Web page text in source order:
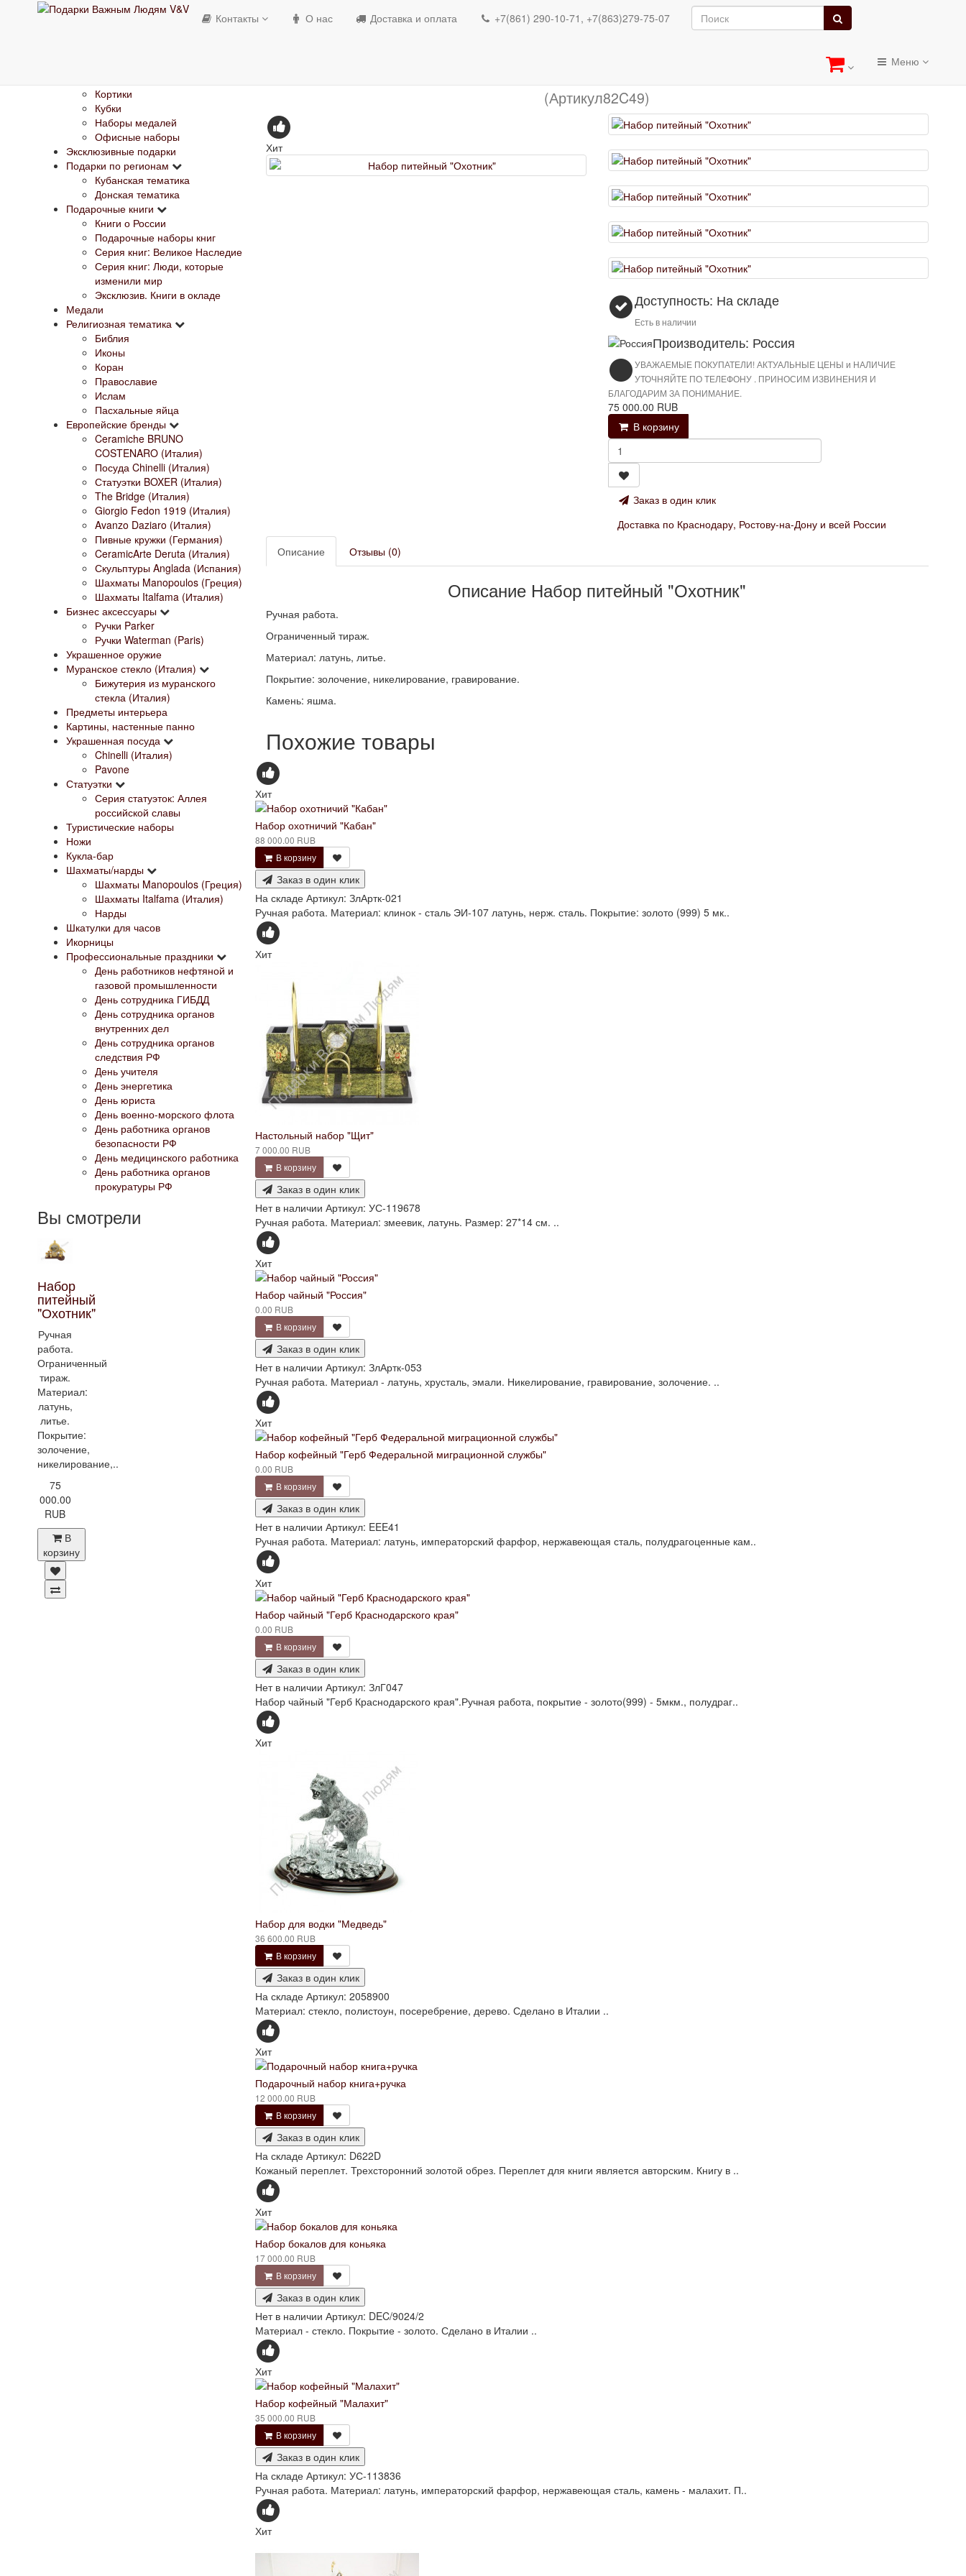
Контакты О нас Доставка и оплата +7(861) 290-10-71, +7(863)279-75-07
Меню
Изделия с Государственной
Кортики
Кубки
Наборы медалей
Офисные наборы
Эксклюзивные подарки
Подарки по регионам
Кубанская тематика
Донская тематика
Подарочные книги
Книги о России
Подарочные наборы книг
Серия книг: Великое Наследие
Серия книг: Люди, которые
изменили мир
Эксклюзив. Книги в окладе
Медали
Религиозная тематика
Библия
Иконы
Коран
Православие
Ислам
Пасхальные яйца
Европейские бренды
Ceramiche BRUNO
COSTENARO (Италия)
Посуда Chinelli (Италия)
Статуэтки BOXER (Италия)
The Bridge (Италия)
Giorgio Fedon 1919 (Италия)
Avanzo Daziaro (Италия)
Пивные кружки (Германия)
CeramicArte Deruta (Италия)
Скульптуры Anglada (Испания)
Шахматы Manopoulos (Греция)
Шахматы Italfama (Италия)
Бизнес аксессуары
Ручки Parker
Ручки Waterman (Paris)
Украшенное оружие
Муранское стекло (Италия)
Бижутерия из муранского
стекла (Италия)
Предметы интерьера
Картины, настенные панно
Украшенная посуда
Chinelli (Италия)
Pavone
Статуэтки
Серия статуэток: Аллея
российской славы
Туристические наборы
Ножи
Кукла-бар
Шахматы/нарды
Шахматы Manopoulos (Греция)
Шахматы Italfama (Италия)
Нарды
Шкатулки для часов
Икорницы
Профессиональные праздники
День работников нефтяной и
газовой промышленности
День сотрудника ГИБДД
День сотрудника органов
внутренних дел
День сотрудника органов
следствия РФ
День учителя
День энергетика
День юриста
День военно-морского флота
День работника органов
безопасности РФ
День медицинского работника
День работника органов
прокуратуры РФ
Вы смотрели
Набор
питейный
"Охотник"
Ручная
работа.
Ограниченный
тираж.
Материал:
латунь,
литье.
Покрытие:
золочение,
никелирование,..
75
000.00
RUB
В
корзину
Набор питейный "Охотник"
(Артикул82C49)
Хит
Доступность: На складе
Есть в наличии
Производитель: Россия
УВАЖАЕМЫЕ ПОКУПАТЕЛИ! АКТУАЛЬНЫЕ ЦЕНЫ и НАЛИЧИЕ
УТОЧНЯЙТЕ ПО ТЕЛЕФОНУ . ПРИНОСИМ ИЗВИНЕНИЯ И
БЛАГОДАРИМ ЗА ПОНИМАНИЕ.
75 000.00 RUB
В корзину
Заказ в один клик
Доставка по Краснодару, Ростову-на-Дону и всей России
Описание
Отзывы (0)
Описание Набор питейный "Охотник"
Ручная работа.
Ограниченный тираж.
Материал: латунь, литье.
Покрытие: золочение, никелирование, гравирование.
Камень: яшма.
Похожие товары
Хит
Набор охотничий "Кабан"
88 000.00 RUB
В корзину
Заказ в один клик
На складе Артикул: ЗлАртк-021
Ручная работа. Материал: клинок - сталь ЭИ-107 латунь, нерж. сталь. Покрытие: золото (999) 5 мк..
Хит
Настольный набор "Щит"
7 000.00 RUB
В корзину
Заказ в один клик
Нет в наличии Артикул: УС-119678
Ручная работа. Материал: змеевик, латунь. Размер: 27*14 см. ..
Хит
Набор чайный "Россия"
0.00 RUB
В корзину
Заказ в один клик
Нет в наличии Артикул: ЗлАртк-053
Ручная работа. Материал - латунь, хрусталь, эмали. Никелирование, гравирование, золочение. ..
Хит
Набор кофейный "Герб Федеральной миграционной службы"
0.00 RUB
В корзину
Заказ в один клик
Нет в наличии Артикул: EEE41
Ручная работа. Материал: латунь, императорский фарфор, нержавеющая сталь, полудрагоценные кам..
Хит
Набор чайный "Герб Краснодарского края"
0.00 RUB
В корзину
Заказ в один клик
Нет в наличии Артикул: ЗлГ047
Набор чайный "Герб Краснодарского края".Ручная работа, покрытие - золото(999) - 5мкм., полудраг..
Хит
Набор для водки "Медведь"
36 600.00 RUB
В корзину
Заказ в один клик
На складе Артикул: 2058900
Материал: стекло, полистоун, посеребрение, дерево. Сделано в Италии ..
Хит
Подарочный набор книга+ручка
12 000.00 RUB
В корзину
Заказ в один клик
На складе Артикул: D622D
Кожаный переплет. Трехсторонний золотой обрез. Переплет для книги является авторским. Книгу в ..
Хит
Набор бокалов для коньяка
17 000.00 RUB
В корзину
Заказ в один клик
Нет в наличии Артикул: DEC/9024/2
Материал - стекло. Покрытие - золото. Сделано в Италии ..
Хит
Набор кофейный "Малахит"
35 000.00 RUB
В корзину
Заказ в один клик
На складе Артикул: УС-113836
Ручная работа. Материал: латунь, императорский фарфор, нержавеющая сталь, камень - малахит. П..
Хит